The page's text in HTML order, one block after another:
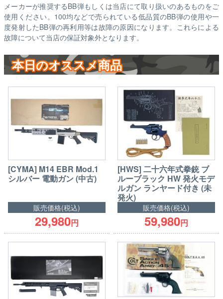
メーカーが推奨するBB弾もしくは当店にて取り扱いのあるものをご
使用ください。100均などで売られている低品質のBB弾の使用や一
度発射したBB弾の再利用等は故障の原因になります。これらによる
故障について当店の保証対象外となります。
本日のオススメ商品
[CYMA] M14 EBR Mod.1
シルバー 電動ガン (中古)
販売価格(税込)
29,980円
[HWS] 二十六年式拳銃 ブ
ルーブラック HW 発火モデ
ルガン ランヤード付き (未
発火)
販売価格(税込)
59,980円